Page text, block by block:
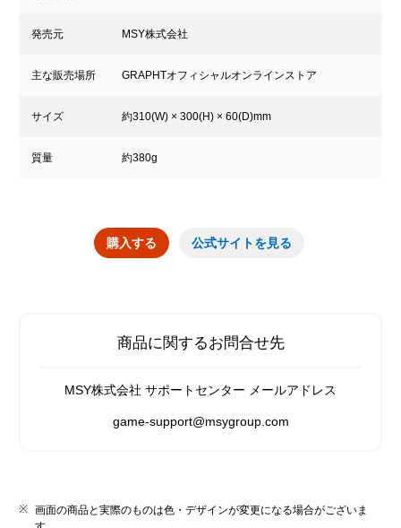
発売元 MSY株式会社
主な販売場所 GRAPHTオフィシャルオンラインストア
サイズ 約310(W) × 300(H) × 60(D)mm
質量 約380g
購入する 公式サイトを見る
商品に関するお問合せ先
MSY株式会社 サポートセンター メールアドレス
game-support@msygroup.com
画面の商品と実際のものは色・デザインが変更になる場合がございま